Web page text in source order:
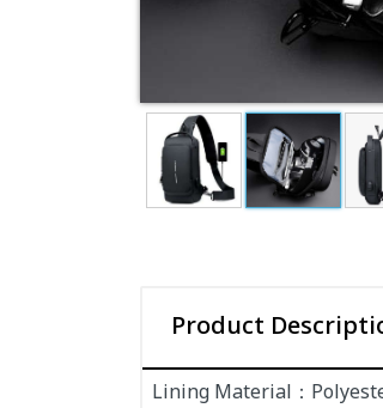
Product
Lining Material：